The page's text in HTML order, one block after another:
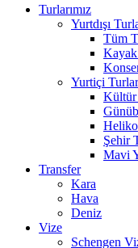
Turlarımız
Yurtdışı
Tüm
Kayak
Yurtiçi
Kültür
Şehir
Mavi
Transfer
Kara
Hava
Deniz
Vize
Schengen